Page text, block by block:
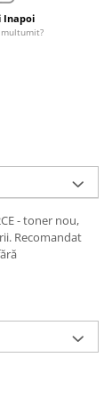
Inapoi
- toner nou,
Recomandat